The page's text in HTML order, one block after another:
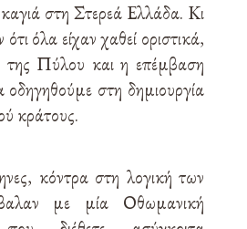
στη Στερεά Ελλάδα. Κι
όλα είχαν χαθεί οριστικά,
της Πύλου και η επέμβαση
οδηγηθούμε στη δημιουργία
κράτους.
κόντρα στη λογική των
με μία Οθωμανική